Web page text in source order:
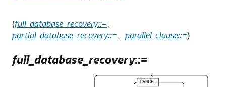
(full_database_recovery::=、
partial_database_recovery::=、 parallel_clause::=)
full_database_recovery::=